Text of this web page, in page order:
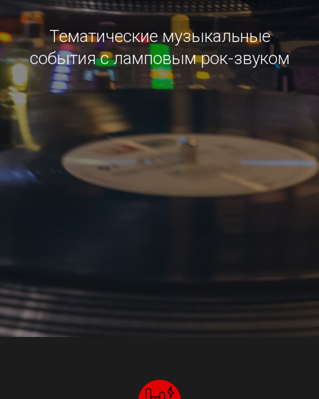
Тематические музыкальные
события с ламповым рок-звуком